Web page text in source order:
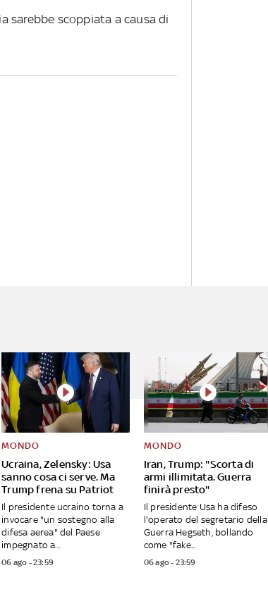
sarebbe scoppiata a causa di
Ucraina, Zelensky: Usa
sanno cosa ci serve. Ma
Trump frena su Patriot
MONDO
Il presidente ucraino torna a
invocare "un sostegno alla
difesa aerea" del Paese
impegnato a...
06 ago - 23:59
Iran, Trump: "Scorta di
armi illimitata. Guerra
finirà presto"
MONDO
Il presidente Usa ha difeso
l'operato del segretario della
Guerra Hegseth, bollando
come "fake...
06 ago - 23:59